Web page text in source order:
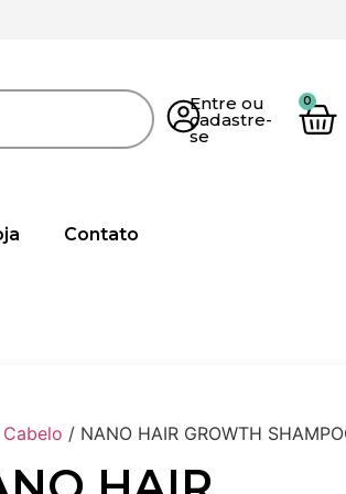
Entre ou
cadastre-
se
Contato
Cabelo / NANO HAIR GROWTH